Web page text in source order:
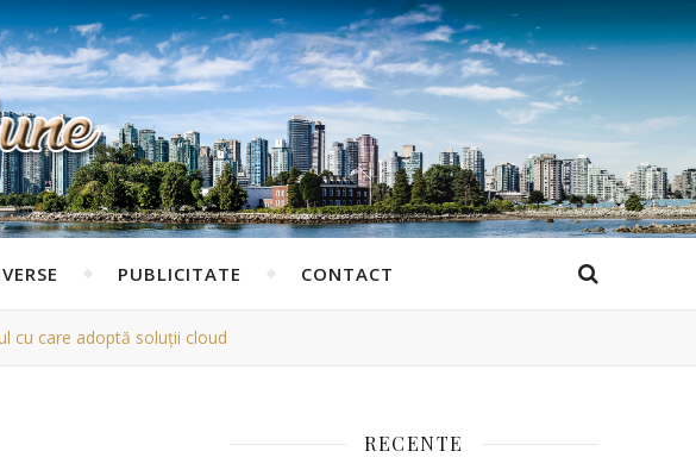
PUBLICITATE CONTACT
cu care adoptă soluții cloud
RECENTE